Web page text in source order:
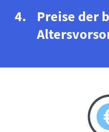
Preise der